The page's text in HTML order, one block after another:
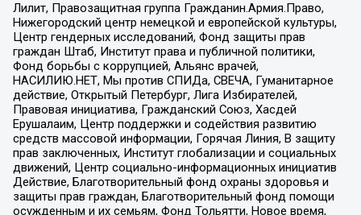
Лилит, Правозащитная группа Гражданин.Армия.Право,
Нижегородский центр немецкой и европейской культуры,
Центр гендерных исследований, Фонд защиты прав
граждан Штаб, Институт права и публичной политики,
Фонд борьбы с коррупцией, Альянс врачей,
НАСИЛИЮ.НЕТ, Мы против СПИДа, СВЕЧА, Гуманитарное
действие, Открытый Петербург, Лига Избирателей,
Правовая инициатива, Гражданский Союз, Хасдей
Ерушалаим, Центр поддержки и содействия развитию
средств массовой информации, Горячая Линия, В защиту
прав заключенных, Институт глобализации и социальных
движений, Центр социально-информационных инициатив
Действие, Благотворительный фонд охраны здоровья и
защиты прав граждан, Благотворительный фонд помощи
осужденным и их семьям, Фонд Тольятти, Новое время,